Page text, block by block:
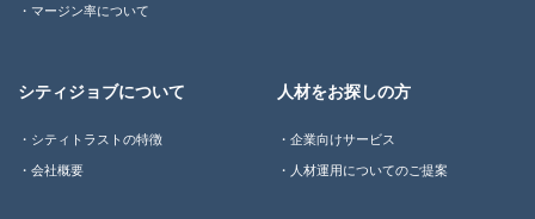
マージン率について
シティジョブについて
シティトラストの特徴
会社概要
人材をお探しの方
企業向けサービス
人材運用についてのご提案